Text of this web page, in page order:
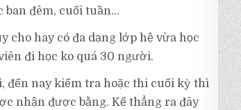
ban đêm, cuối tuần…
cho hay có đa dạng lớp hệ vừa học
đi học ko quá 30 người.
đến nay kiểm tra hoặc thi cuối kỳ thì
nhận được bằng. Kể thẳng ra đây